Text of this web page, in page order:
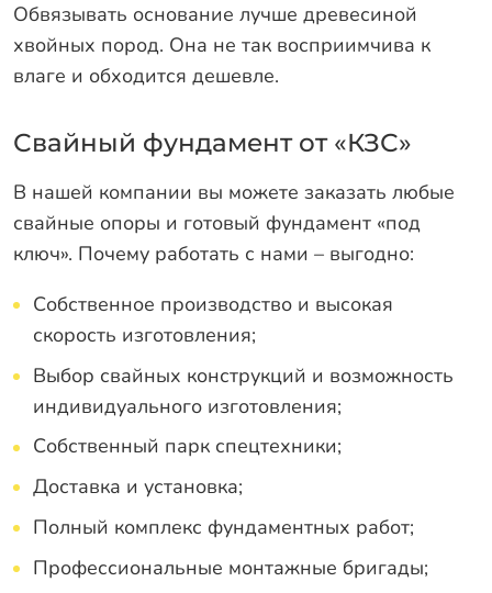
Обвязывать основание лучше древесиной
хвойных пород. Она не так восприимчива к
влаге и обходится дешевле.
Свайный фундамент от «КЗС»
В нашей компании вы можете заказать любые
свайные опоры и готовый фундамент «под
ключ». Почему работать с нами – выгодно:
Собственное производство и высокая
скорость изготовления;
Выбор свайных конструкций и возможность
индивидуального изготовления;
Собственный парк спецтехники;
Доставка и установка;
Полный комплекс фундаментных работ;
Профессиональные монтажные бригады;